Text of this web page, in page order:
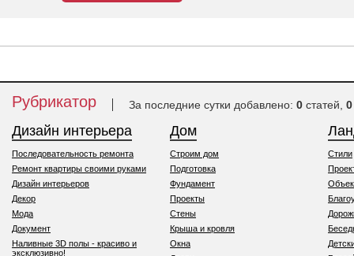
Рубрикатор За последние сутки добавлено: 0 статей, 0
Дизайн интерьера
Последовательность ремонта
Ремонт квартиры своими руками
Дизайн интерьеров
Декор
Мода
Документ
Наливные 3D полы - красиво и
эксклюзивно!
Дом
Строим дом
Подготовка
Фундамент
Проекты
Стены
Крыша и кровля
Окна
Стили